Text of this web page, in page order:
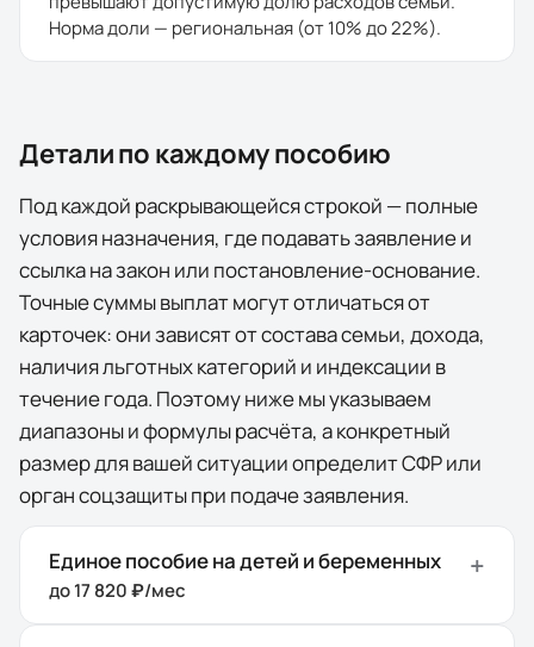
Норма доли — региональная (от 10% до 22%).
Детали по каждому пособию
Под каждой раскрывающейся строкой — полные
условия назначения, где подавать заявление и
ссылка на закон или постановление-основание.
Точные суммы выплат могут отличаться от
карточек: они зависят от состава семьи, дохода,
наличия льготных категорий и индексации в
течение года. Поэтому ниже мы указываем
диапазоны и формулы расчёта, а конкретный
размер для вашей ситуации определит СФР или
орган соцзащиты при подаче заявления.
Единое пособие на детей и беременных
до 17 820 ₽/мес